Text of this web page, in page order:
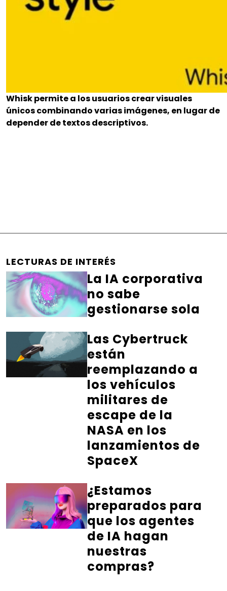
Whisk permite a los usuarios crear visuales
únicos combinando varias imágenes, en lugar de
depender de textos descriptivos.
LECTURAS DE INTERÉS
La IA corporativa
no sabe
gestionarse sola
Las Cybertruck
están
reemplazando a
los vehículos
militares de
escape de la
NASA en los
lanzamientos de
SpaceX
¿Estamos
preparados para
que los agentes
de IA hagan
nuestras
compras?